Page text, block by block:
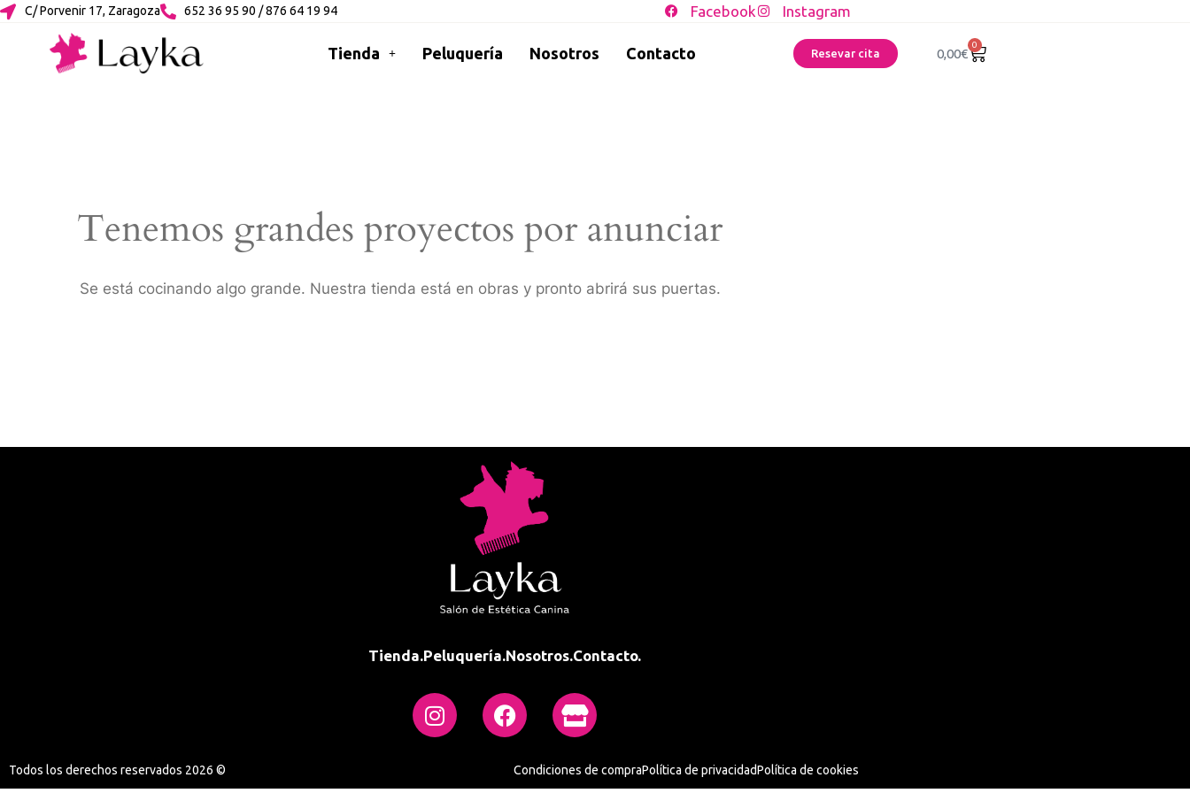
C/ Porvenir 17, Zaragoza 652 36 95 90 / 876 64 19 94 Facebook Instagram
Tienda Peluquería Nosotros Contacto Resevar cita 0,00€
0
Tenemos grandes proyectos por anunciar
Se está cocinando algo grande. Nuestra tienda está en obras y pronto abrirá sus puertas.
Tienda.Peluquería.Nosotros.Contacto.
Todos los derechos reservados 2026 © Condiciones de compraPolítica de privacidadPolítica de cookies